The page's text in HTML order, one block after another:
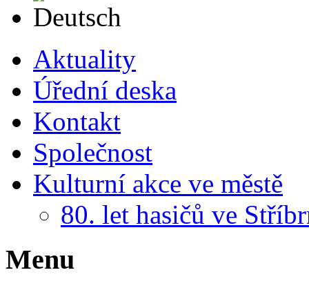
Aktuality
Úřední deska
Kontakt
Společnost
Kulturní akce ve městě
80. let hasičů ve
Menu